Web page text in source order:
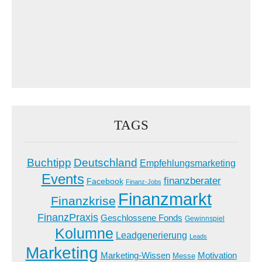
TAGS
Buchtipp Deutschland Empfehlungsmarketing
Events Facebook Finanz-Jobs finanzberater
Finanzkrise Finanzmarkt
FinanzPraxis Geschlossene Fonds Gewinnspiel
Kolumne Leadgenerierung Leads
Marketing Marketing-Wissen Messe Motivation